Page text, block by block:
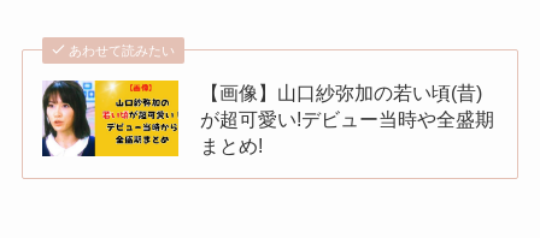
あわせて読みたい
【画像】山口紗弥加の若い頃(昔)
が超可愛い!デビュー当時や全盛期
まとめ!